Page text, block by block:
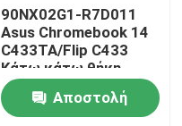
90NX02G1-R7D011
Asus Chromebook 14
C433TA/Flip C433
Κάτω κάτω θήκη
Ασημένιο
Αποστολή